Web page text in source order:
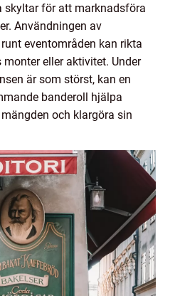
skyltar för att marknadsföra
Användningen av
eventområden kan rikta
eller aktivitet. Under
är som störst, kan en
banderoll hjälpa
och klargöra sin